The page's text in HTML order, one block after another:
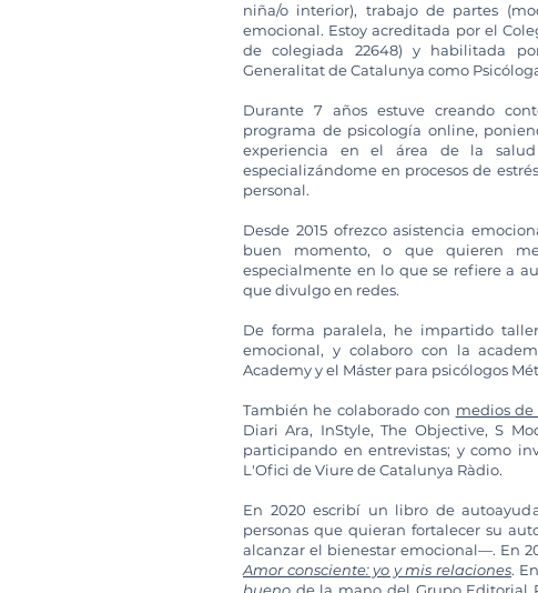
niña/o interior), trabajo de partes
emocional. Estoy acreditada por el
de colegiada 22648) y habilitada
Generalitat de Catalunya como
Durante 7 años estuve creando
programa de psicología online,
experiencia en el área de la
especializándome en procesos de
personal.
Desde 2015 ofrezco asistencia
buen momento, o que quieren
especialmente en lo que se refiere a
que divulgo en redes.
De forma paralela, he impartido
emocional, y colaboro con la
Academy y el Máster para psicólogos
También he colaborado con medios de
Diari Ara, InStyle, The Objective, S
participando en entrevistas; y como
L'Ofici de Viure de Catalunya Ràdio.
En 2020 escribí un libro de
personas que quieran fortalecer su
alcanzar el bienestar emocional—. En
Amor consciente: yo y mis relaciones.